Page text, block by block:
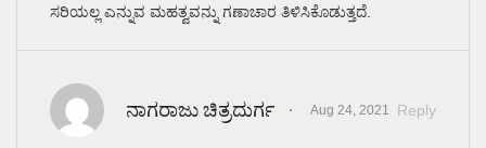
ಸರಿಯಲ್ಲ ಎನ್ನುವ ಮಹತ್ವವನ್ನು ಗಣಾಚಾರ ತಿಳಿಸಿಕೊಡುತ್ತದೆ.
ನಾಗರಾಜು ಚಿತ್ರದುರ್ಗ Aug 24, 2021 Reply